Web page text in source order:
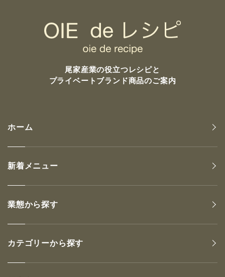
尾家産業の役立つレシピと
プライベートブランド商品のご案内
ホーム
新着メニュー
業態から探す
カテゴリーから探す